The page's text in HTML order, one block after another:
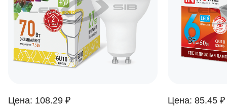
Цена: 108.29 ₽ Цена: 85.45 ₽